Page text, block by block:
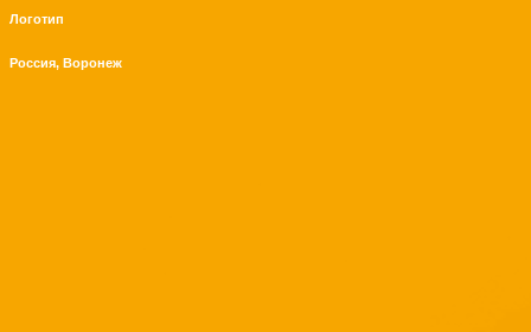
Логотип
Россия, Воронеж